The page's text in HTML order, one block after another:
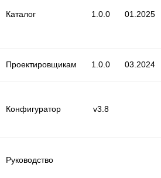
Каталог 1.0.0 01.2025
Проектировщикам 1.0.0 03.2024
Конфигуратор v3.8
Руководство